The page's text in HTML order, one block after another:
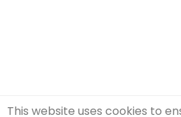
This website uses cookies to